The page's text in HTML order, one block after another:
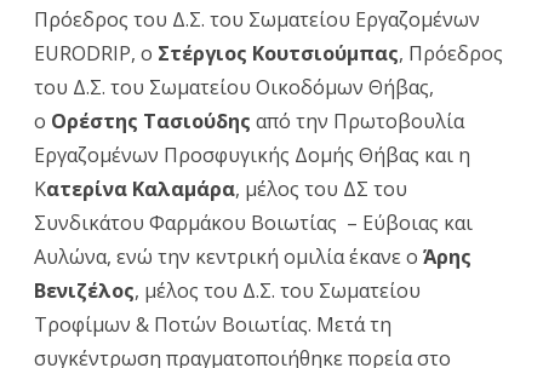
Πρόεδρος του Δ.Σ. του Σωματείου Εργαζομένων
EURODRIP, ο Στέργιος Κουτσιούμπας, Πρόεδρος
του Δ.Σ. του Σωματείου Οικοδόμων Θήβας,
ο Ορέστης Τασιούδης από την Πρωτοβουλία
Εργαζομένων Προσφυγικής Δομής Θήβας και η
Κατερίνα Καλαμάρα, μέλος του ΔΣ του
Συνδικάτου Φαρμάκου Βοιωτίας – Εύβοιας και
Αυλώνα, ενώ την κεντρική ομιλία έκανε ο Άρης
Βενιζέλος, μέλος του Δ.Σ. του Σωματείου
Τροφίμων & Ποτών Βοιωτίας. Μετά τη
συγκέντρωση πραγματοποιήθηκε πορεία στο